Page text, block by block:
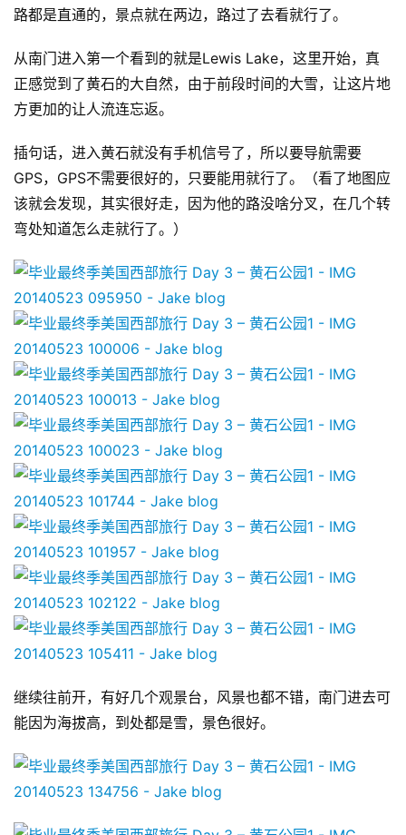
路都是直通的，景点就在两边，路过了去看就行了。
从南门进入第一个看到的就是Lewis Lake，这里开始，真
正感觉到了黄石的大自然，由于前段时间的大雪，让这片地
方更加的让人流连忘返。
插句话，进入黄石就没有手机信号了，所以要导航需要
GPS，GPS不需要很好的，只要能用就行了。（看了地图应
该就会发现，其实很好走，因为他的路没啥分叉，在几个转
弯处知道怎么走就行了。）
继续往前开，有好几个观景台，风景也都不错，南门进去可
能因为海拔高，到处都是雪，景色很好。